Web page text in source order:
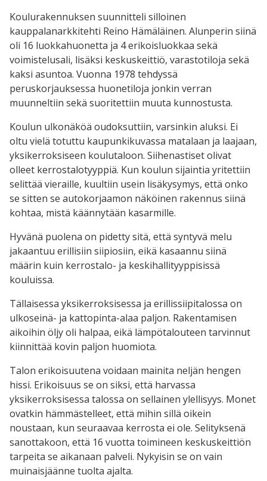
Koulurakennuksen suunnitteli silloinen
kauppalanarkkitehti Reino Hämäläinen. Alunperin siinä
oli 16 luokkahuonetta ja 4 erikoisluokkaa sekä
voimistelusali, lisäksi keskuskeittiö, varastotiloja sekä
kaksi asuntoa. Vuonna 1978 tehdyssä
peruskorjauksessa huonetiloja jonkin verran
muunneltiin sekä suoritettiin muuta kunnostusta.
Koulun ulkonäköä oudoksuttiin, varsinkin aluksi. Ei
oltu vielä totuttu kaupunkikuvassa matalaan ja laajaan,
yksikerroksiseen koulutaloon. Siihenastiset olivat
olleet kerrostalotyyppiä. Kun koulun sijaintia yritettiin
selittää vieraille, kuultiin usein lisäkysymys, että onko
se sitten se autokorjaamon näköinen rakennus siinä
kohtaa, mistä käännytään kasarmille.
Hyvänä puolena on pidetty sitä, että syntyvä melu
jakaantuu erillisiin siipiosiin, eikä kasaannu siinä
määrin kuin kerrostalo- ja keskihallityyppisissä
kouluissa.
Tällaisessa yksikerroksisessa ja erillissiipitalossa on
ulkoseinä- ja kattopinta-alaa paljon. Rakentamisen
aikoihin öljy oli halpaa, eikä lämpötalouteen tarvinnut
kiinnittää kovin paljon huomiota.
Talon erikoisuutena voidaan mainita neljän hengen
hissi. Erikoisuus se on siksi, että harvassa
yksikerroksisessa talossa on sellainen ylellisyys. Monet
ovatkin hämmästelleet, että mihin sillä oikein
noustaan, kun seuraavaa kerrosta ei ole. Selityksenä
sanottakoon, että 16 vuotta toimineen keskuskeittiön
tarpeita se aikanaan palveli. Nykyisin se on vain
muinaisjäänne tuolta ajalta.